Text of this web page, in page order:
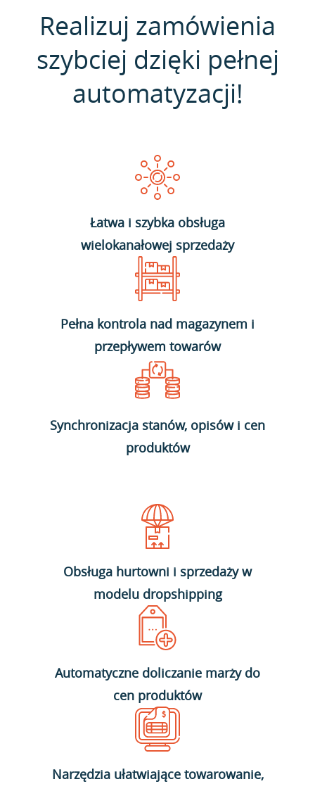
Realizuj zamówienia
szybciej dzięki pełnej
automatyzacji!
Łatwa i szybka obsługa
wielokanałowej sprzedaży
Pełna kontrola nad magazynem i
przepływem towarów
Synchronizacja stanów, opisów i cen
produktów
Obsługa hurtowni i sprzedaży w
modelu dropshipping
Automatyczne doliczanie marży do
cen produktów
Narzędzia ułatwiające towarowanie,